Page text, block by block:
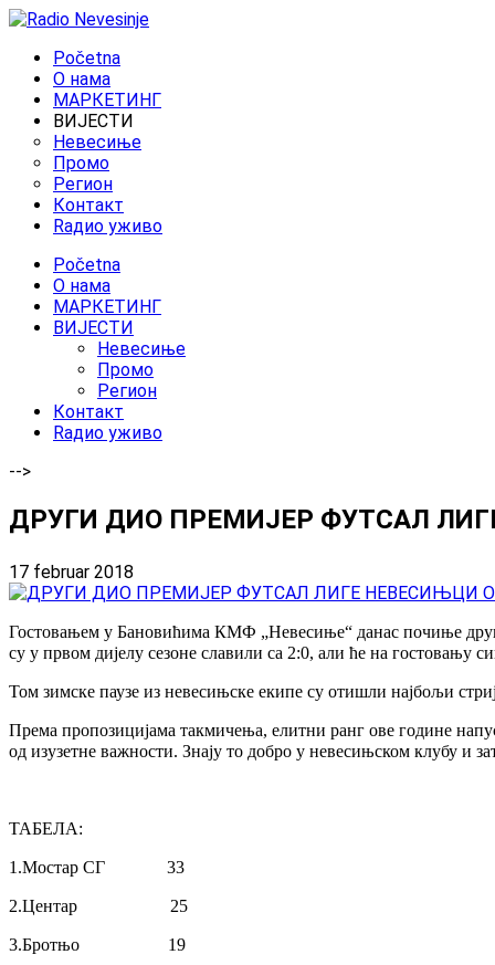
Početna
O нама
МАРКЕТИНГ
ВИЈЕСТИ
Невесиње
Промо
Регион
Контакт
Rадио уживо
Početna
O нама
МАРКЕТИНГ
ВИЈЕСТИ
Невесиње
Промо
Регион
Контакт
Rадио уживо
-->
ДРУГИ ДИО ПРЕМИЈЕР ФУТСАЛ
17 februar 2018
Гостовањем у Бановићима КМФ „Невесиње“ данас почиње
су у првом дијелу сезоне славили са 2:0, али ће на гостовању
Том зимске паузе из невесињске екипе су отишли најбољи
Према пропозицијама такмичења, елитни ранг ове године
од изузетне важности. Знају то добро у невесињском клубу и
ТАБЕЛА:
1.Мостар СГ 33
2.Центар 25
3.Бротњо 19